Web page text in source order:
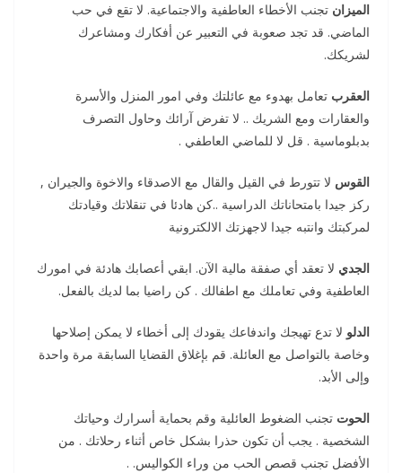
الميزان تجنب الأخطاء العاطفية والاجتماعية. لا تقع في حب
الماضي. قد تجد صعوبة في التعبير عن أفكارك ومشاعرك
لشريكك.
العقرب تعامل بهدوء مع عائلتك وفي امور المنزل والأسرة
والعقارات ومع الشريك .. لا تفرض آرائك وحاول التصرف
بدبلوماسية . قل لا للماضي العاطفي .
القوس لا تتورط في القيل والقال مع الاصدقاء والاخوة والجيران ,
ركز جيدا بامتحاناتك الدراسية ..كن هادئا في تنقلاتك وقيادتك
لمركبتك وانتبه جيدا لاجهزتك الالكترونية
الجدي لا تعقد أي صفقة مالية الآن. ابقي أعصابك هادئة في امورك
العاطفية وفي تعاملك مع اطفالك . كن راضيا بما لديك بالفعل.
الدلو لا تدع تهيجك واندفاعك يقودك إلى أخطاء لا يمكن إصلاحها
وخاصة بالتواصل مع العائلة. قم بإغلاق القضايا السابقة مرة واحدة
وإلى الأبد.
الحوت تجنب الضغوط العائلية وقم بحماية أسرارك وحياتك
الشخصية . يجب أن تكون حذرا بشكل خاص أثناء رحلاتك . من
الأفضل تجنب قصص الحب من وراء الكواليس. .